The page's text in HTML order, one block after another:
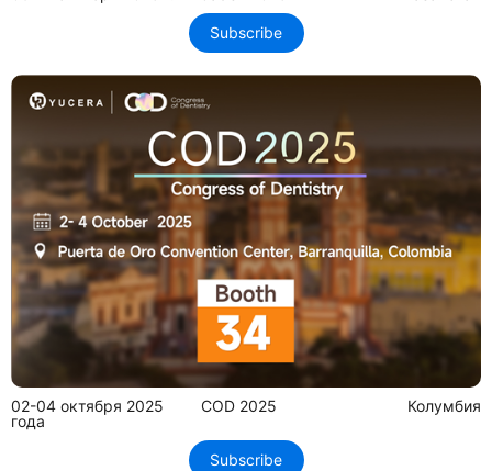
Subscribe
02-04 октября 2025
года
COD 2025 Колумбия
Subscribe